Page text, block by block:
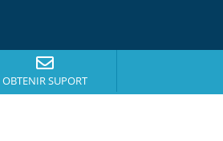
OBTENIR SUPORT